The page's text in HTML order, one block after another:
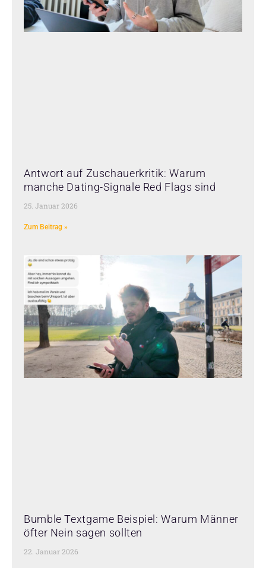
Antwort auf Zuschauerkritik: Warum
manche Dating-Signale Red Flags sind
25. Januar 2026
Zum Beitrag »
Bumble Textgame Beispiel: Warum Männer
öfter Nein sagen sollten
22. Januar 2026